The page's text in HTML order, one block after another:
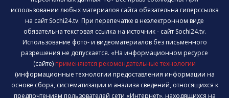
использовании любых материалов сайта обязательна гиперссылка
на сайт Sochi24.tv. При перепечатке в неэлектронном виде
обязательна текстовая ссылка на источник - сайт Sochi24.tv.
Использование фото- и видеоматериалов без письменного
разрешения не допускается. «На информационном ресурсе
(сайте) применяются рекомендательные технологии
(информационные технологии предоставления информации на
основе сбора, систематизации и анализа сведений, относящихся к
предпочтениям пользователей сети «Интернет», находящихся на